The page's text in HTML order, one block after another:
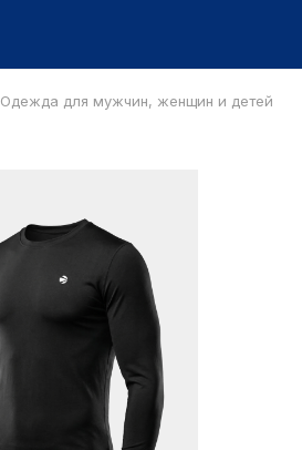
Одежда для мужчин, женщин и детей